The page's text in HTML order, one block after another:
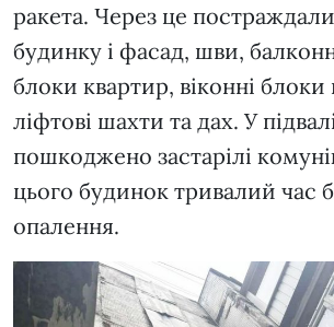
ракета. Через це
будинку і фасад, шви,
блоки квартир, віконні блоки
ліфтові шахти та дах. У підвалі
пошкоджено застарілі
цього будинок тривалий час
опалення.